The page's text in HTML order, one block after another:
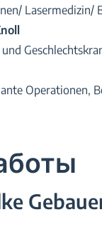
Lasermedizin/
Operationen,